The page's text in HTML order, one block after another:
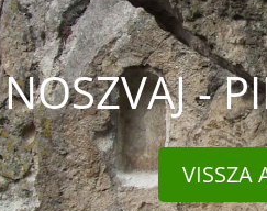
NOSZVAJ -
VISSZA